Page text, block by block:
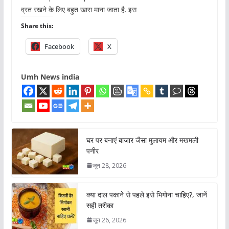
व्रत रखने के लिए बहुत खास माना जाता है. इस
Share this:
Facebook X
Umh News india
घर पर बनाएं बाजार जैसा मुलायम और मखमली
पनीर
जून 28, 2026
क्या दाल पकाने से पहले इसे भिगोना चाहिए?, जानें
सही तरीका
जून 26, 2026